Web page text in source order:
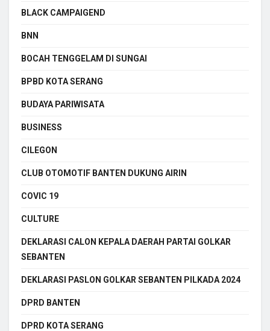
BLACK CAMPAIGEND
BNN
BOCAH TENGGELAM DI SUNGAI
BPBD KOTA SERANG
BUDAYA PARIWISATA
BUSINESS
CILEGON
CLUB OTOMOTIF BANTEN DUKUNG AIRIN
COVIC 19
CULTURE
DEKLARASI CALON KEPALA DAERAH PARTAI GOLKAR
SEBANTEN
DEKLARASI PASLON GOLKAR SEBANTEN PILKADA 2024
DPRD BANTEN
DPRD KOTA SERANG